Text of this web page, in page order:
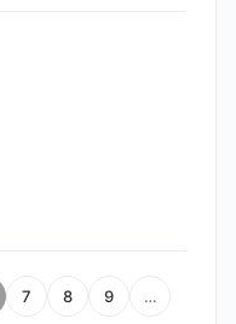
7 8 9 …